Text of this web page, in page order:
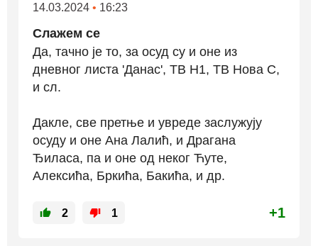
14.03.2024 • 16:23
Слажем се
Да, тачно је то, за осуд су и оне из
дневног листа 'Данас', ТВ Н1, ТВ Нова С,
и сл.
Дакле, све претње и увреде заслужују
осуду и оне Ана Лалић, и Драгана
Ђиласа, па и оне од неког Ћуте,
Алексића, Бркића, Бакића, и др.
2 1 +1